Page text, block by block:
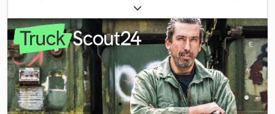
1 300 мм
шины:385/65 R22.5, цвет:другое, Год выпуска:1998,
Оборудование:ABS